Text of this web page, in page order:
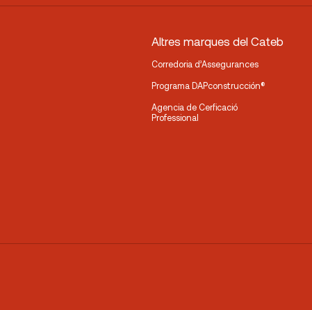
Altres marques del Cateb
Corredoria d’Assegurances
Programa DAPconstrucción®
Agencia de Cerficació
Professional